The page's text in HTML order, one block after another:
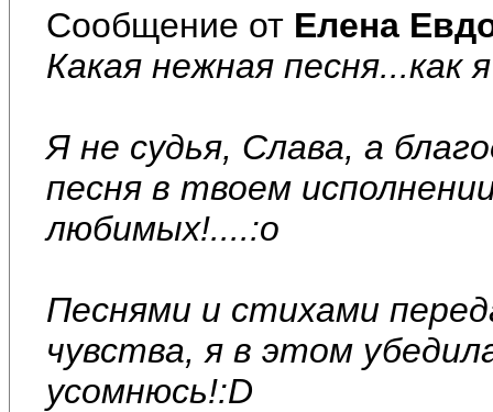
Сообщение от Елена
Какая нежная песня...как
Я не судья, Слава, а
песня в твоем
любимых!....:o
Песнями и стихами
чувства, я в этом
усомнюсь!:D